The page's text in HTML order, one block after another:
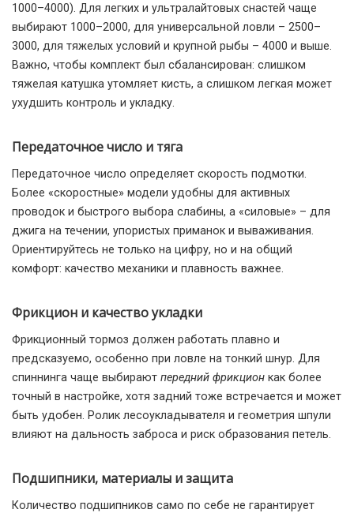
1000–4000). Для легких и ультралайтовых снастей чаще
выбирают 1000–2000, для универсальной ловли – 2500–
3000, для тяжелых условий и крупной рыбы – 4000 и выше.
Важно, чтобы комплект был сбалансирован: слишком
тяжелая катушка утомляет кисть, а слишком легкая может
ухудшить контроль и укладку.
Передаточное число и тяга
Передаточное число определяет скорость подмотки.
Более «скоростные» модели удобны для активных
проводок и быстрого выбора слабины, а «силовые» – для
джига на течении, упористых приманок и вываживания.
Ориентируйтесь не только на цифру, но и на общий
комфорт: качество механики и плавность важнее.
Фрикцион и качество укладки
Фрикционный тормоз должен работать плавно и
предсказуемо, особенно при ловле на тонкий шнур. Для
спиннинга чаще выбирают передний фрикцион как более
точный в настройке, хотя задний тоже встречается и может
быть удобен. Ролик лесоукладывателя и геометрия шпули
влияют на дальность заброса и риск образования петель.
Подшипники, материалы и защита
Количество подшипников само по себе не гарантирует